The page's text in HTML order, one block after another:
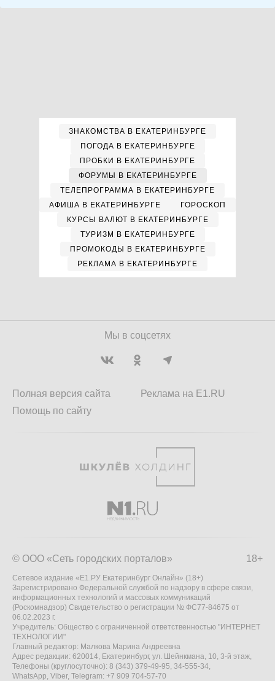
ЗНАКОМСТВА В ЕКАТЕРИНБУРГЕ
ПОГОДА В ЕКАТЕРИНБУРГЕ
ПРОБКИ В ЕКАТЕРИНБУРГЕ
ФОРУМЫ В ЕКАТЕРИНБУРГЕ
ТЕЛЕПРОГРАММА В ЕКАТЕРИНБУРГЕ
АФИША В ЕКАТЕРИНБУРГЕ
ГОРОСКОП
КУРСЫ ВАЛЮТ В ЕКАТЕРИНБУРГЕ
ТУРИЗМ В ЕКАТЕРИНБУРГЕ
ПРОМОКОДЫ В ЕКАТЕРИНБУРГЕ
РЕКЛАМА В ЕКАТЕРИНБУРГЕ
Мы в соцсетях
Полная версия сайта
Помощь по сайту
Реклама на E1.RU
18+
© ООО «Сеть городских порталов»
Сетевое издание «Е1.РУ Екатеринбург Онлайн» (18+)
Зарегистрировано Федеральной службой по надзору в сфере связи,
информационных технологий и массовых коммуникаций
(Роскомнадзор) Свидетельство о регистрации № ФС77-84675 от
06.02.2023 г.
Учредитель: Общество с ограниченной ответственностью "ИНТЕРНЕТ
ТЕХНОЛОГИИ"
Главный редактор: Малкова Марина Андреевна
Адрес редакции: 620014, Екатеринбург, ул. Шейнкмана, 10, 3-й этаж,
Телефоны (круглосуточно): 8 (343) 379-49-95, 34-555-34,
WhatsApp, Viber, Telegram: +7 909 704-57-70